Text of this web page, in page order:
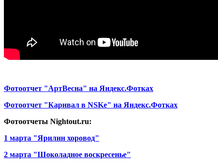
Фотоотчет "АртВесна" на Яндекс.Фотках
Фотоотчет "Карнвал в NSKe" на Яндекс.Фотках
Фотоотчеты Nightout.ru:
1 марта "Ярилин хоровод"
2 марта "Шоколадное воскресенье"